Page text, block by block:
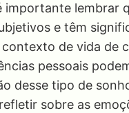
importante lembrar
e têm
de vida de
pessoais
desse tipo de
sobre as